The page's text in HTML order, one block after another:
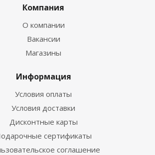
Компания
О компании
Вакансии
Магазины
Информация
Условия оплаты
Условия доставки
Дисконтные карты
сертификаты
соглашение